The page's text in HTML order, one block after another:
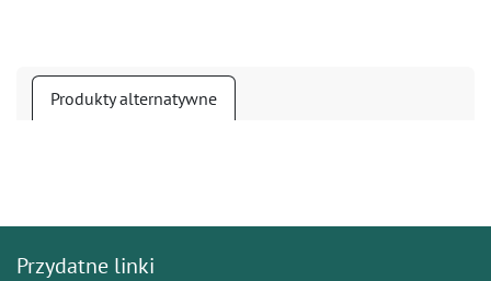
Produkty alternatywne
Przydatne linki